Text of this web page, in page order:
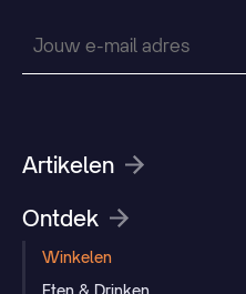
Artikelen
Ontdek
Winkelen